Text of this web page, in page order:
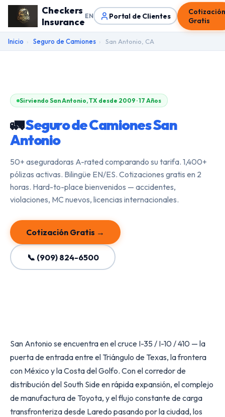
Checkers
InsuranceEN Portal de Clientes
Gratis
Inicio › Seguro de Camiones › San Antonio, CA
Sirviendo San Antonio, TX desde 2009 · 17 Años
🚛Seguro de Camiones San
Antonio
50+ aseguradoras A-rated comparando su tarifa. 1,400+
pólizas activas. Bilingüe EN/ES. Cotizaciones gratis en 2
horas. Hard-to-place bienvenidos — accidentes,
violaciones, MC nuevos, licencias internacionales.
Cotización Gratis →
📞 (909) 824-6500
San Antonio se encuentra en el cruce I-35 / I-10 / 410 — la
puerta de entrada entre el Triángulo de Texas, la frontera
con México y la Costa del Golfo. Con el corredor de
distribución del South Side en rápida expansión, el complejo
de manufactura de Toyota, y el flujo constante de carga
transfronteriza desde Laredo pasando por la ciudad, los